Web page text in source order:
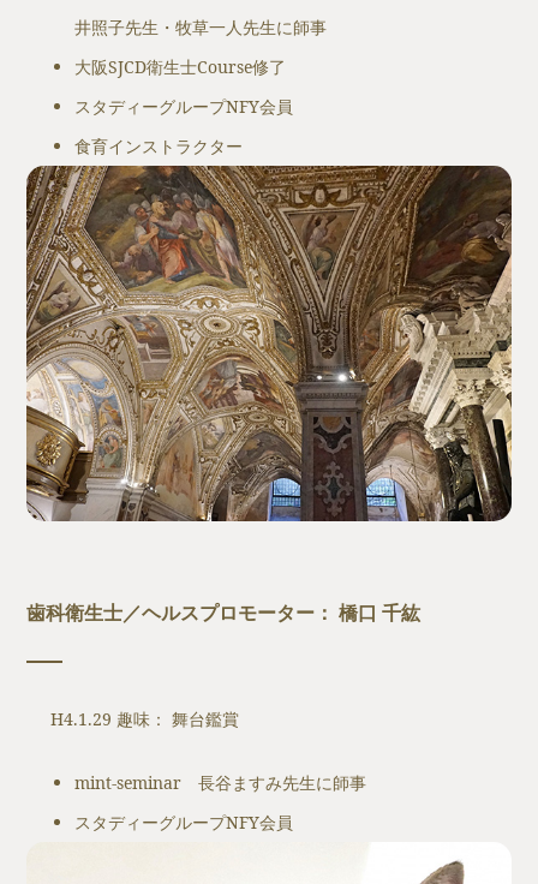
井照子先生・牧草一人先生に師事
大阪SJCD衛生士Course修了
スタディーグループNFY会員
食育インストラクター
歯科衛生士／ヘルスプロモーター： 橋口 千紘
H4.1.29 趣味： 舞台鑑賞
mint-seminar 長谷ますみ先生に師事
スタディーグループNFY会員